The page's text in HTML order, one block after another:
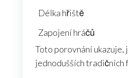
Délka hřiště
Zapojení hráčů
Toto porovnání
jednodušších tradičních